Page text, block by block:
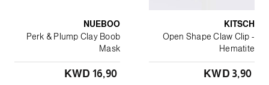
KITSCH
Open Shape Claw Clip -
Hematite
KWD 3٫90
NUEBOO
Perk & Plump Clay Boob
Mask
KWD 16٫90